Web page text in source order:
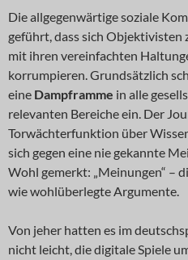
Die allgegenwärtige soziale
geführt, dass sich
mit ihren vereinfachten
korrumpieren. Grundsätzlich
eine Dampframme in alle
relevanten Bereiche ein. Der
Torwächterfunktion über
sich gegen eine nie gekannte
Wohl gemerkt: „Meinungen“ –
wie wohlüberlegte Argumente.
Von jeher hatten es im
nicht leicht, die digitale Spiele